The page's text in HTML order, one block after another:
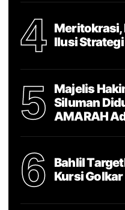
4
Meritokrasi,
Ilusi Strategi
5
Majelis
Siluman
AMARAH
6
Bahlil
Kursi